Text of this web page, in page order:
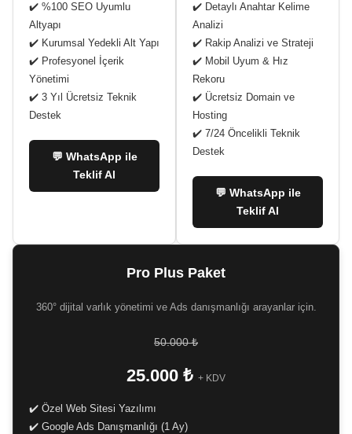
✔️ %100 SEO Uyumlu
Altyapı
✔️ Kurumsal Yedekli Alt Yapı
✔️ Profesyonel İçerik
Yönetimi
✔️ 3 Yıl Ücretsiz Teknik
Destek
💬 WhatsApp ile
Teklif Al
✔️ Detaylı Anahtar Kelime
Analizi
✔️ Rakip Analizi ve Strateji
✔️ Mobil Uyum & Hız
Rekoru
✔️ Ücretsiz Domain ve
Hosting
✔️ 7/24 Öncelikli Teknik
Destek
💬 WhatsApp ile
Teklif Al
Pro Plus Paket
360° dijital varlık yönetimi ve Ads danışmanlığı arayanlar için.
50.000 ₺
25.000 ₺ + KDV
✔️ Özel Web Sitesi Yazılımı
✔️ Google Ads Danışmanlığı (1 Ay)